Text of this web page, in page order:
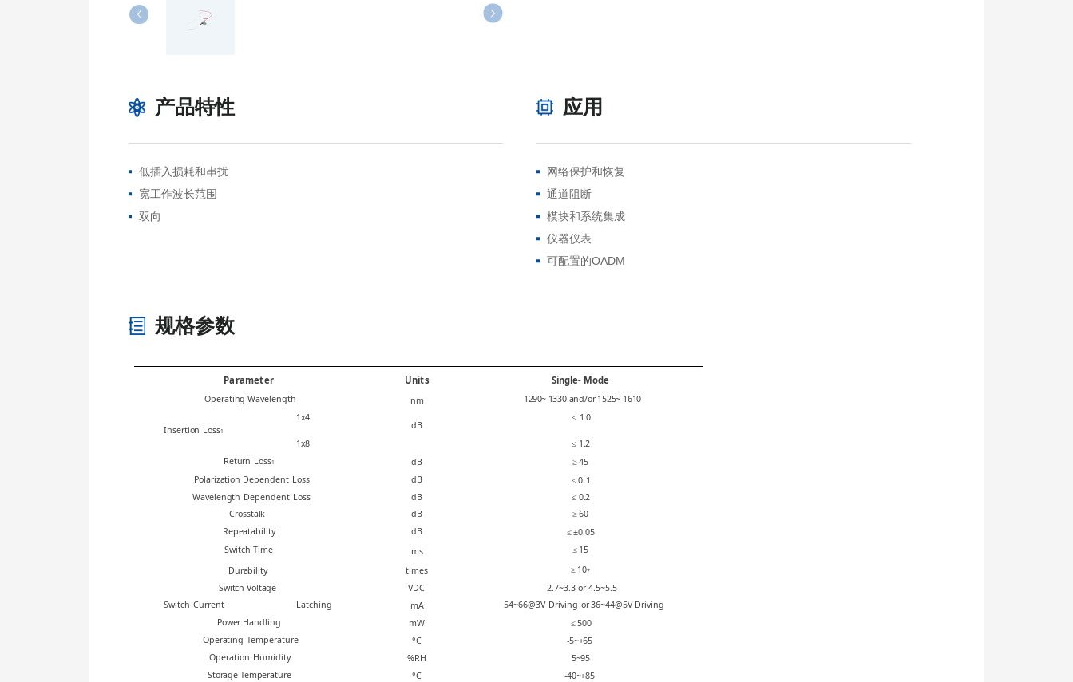
产品特性
低插入损耗和串扰
宽工作波长范围
双向
应用
网络保护和恢复
通道阻断
模块和系统集成
仪器仪表
可配置的OADM
规格参数
Parameter Units Single- Mode
Operating Wavelength nm 1290~ 1330 and/or 1525~ 1610
1x4
Insertion Loss1
dB
≤ 1.0
1x8 ≤1.2
Return Loss1 dB
≥ 45
Polarization Dependent Loss dB ≤0. 1
Wavelength Dependent Loss dB ≤0.2
Crosstalk
dB
≥ 60
Repeatability dB ≤±0.05
Switch Time ms
≤ 15
Durability times ≥107
Switch Voltage VDC 2.7~3.3 or 4.5~5.5
Switch Current Latching mA 54~66@3V Driving or36~44@5V Driving
Power Handling mW ≤500
Operating Temperature °C -5~+65
Operation Humidity %RH 5~95
Storage Temperature °C -40~+85